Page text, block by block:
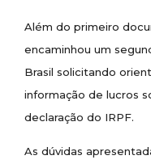
Além do primeiro
encaminhou um
Brasil solicitando
informação de lucros
declaração do IRPF.
As dúvidas